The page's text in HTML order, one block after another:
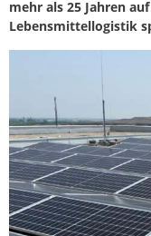
mehr als 25 Jahren
Lebensmittellogistik